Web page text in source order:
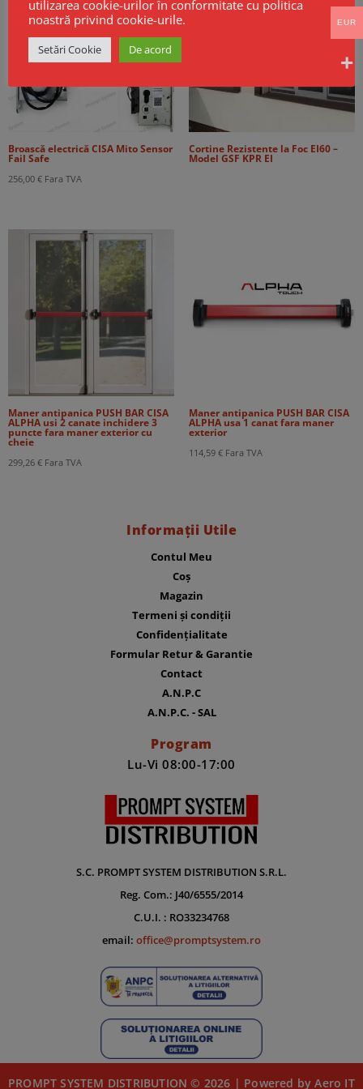
Broască electrică CISA Mito Sensor
Fail Safe
256,00 € Fara TVA
Cortine Rezistente la Foc EI60 –
Model GSF KPR EI
Maner antipanica PUSH BAR CISA
ALPHA usi 2 canate inchidere 3
puncte fara maner exterior cu
cheie
299,26 € Fara TVA
Maner antipanica PUSH BAR CISA
ALPHA usa 1 canat fara maner
exterior
114,59 € Fara TVA
Informații Utile
Contul Meu
Coș
Magazin
Termeni și condiții
Confidențialitate
Formular Retur & Garantie
Contact
A.N.P.C
A.N.P.C. - SAL
Program
Lu-Vi 08:00-17:00
S.C. PROMPT SYSTEM DISTRIBUTION S.R.L.
Reg. Com.: J40/6555/2014
C.U.I. : RO33234768
email: office@promptsystem.ro
PROMPT SYSTEM DISTRIBUTION © 2026 | Powered by Aero IT
utilizarea cookie-urilor în conformitate cu politica
noastră privind cookie-urile.
Setări Cookie De acord
EUR